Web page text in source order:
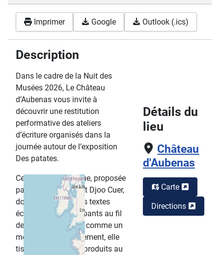
Imprimer Google Outlook (.ics)
Description
Dans le cadre de la Nuit des
Musées 2026, Le Château
d’Aubenas vous invite à
découvrir une restitution
performative des ateliers
d’écriture organisés dans la
journée autour de l’exposition
Des patates.
Cette lecture publique, proposée
par Laetitia Sadak et Djoo Cuer,
donne à entendre les textes
écrits par les participants au fil
des ateliers. Pensée comme un
moment d’aboutissement, elle
tisse les fragments produits au
Détails du
lieu
Château
d'Aubenas
Carte
Directions